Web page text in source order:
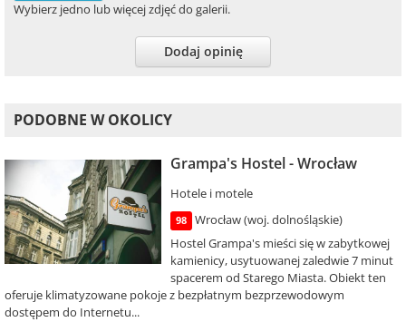
Wybierz jedno lub więcej zdjęć do galerii.
Dodaj opinię
PODOBNE W OKOLICY
Grampa's Hostel - Wrocław
Hotele i motele
98
Wrocław (woj. dolnośląskie)
Hostel Grampa's mieści się w zabytkowej
kamienicy, usytuowanej zaledwie 7 minut
spacerem od Starego Miasta. Obiekt ten
oferuje klimatyzowane pokoje z bezpłatnym bezprzewodowym
dostępem do Internetu...